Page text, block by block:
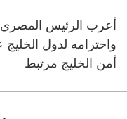
أعرب الرئيس المصري
واحترامه لدول
أمن الخليج مرتبط